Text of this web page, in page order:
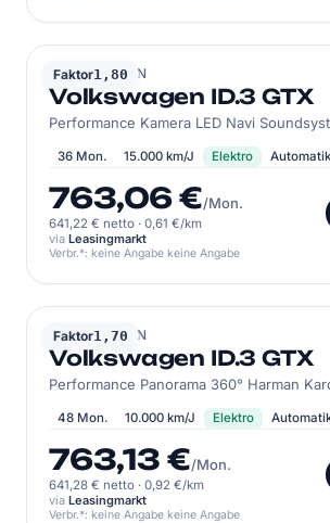
Faktor1,80
VOLKSWAGEN
Volkswagen ID.3 GTX
Performance Kamera LED Navi
36 Mon. 15.000 km/J Elektro Automatik
763,06 €/Mon.
641,22 € netto · 0,61 €/km
via Leasingmarkt
Verbr.*: keine Angabe keine Angabe
Faktor1,70
VOLKSWAGEN
Volkswagen ID.3 GTX
Performance Panorama 360° Harman
48 Mon. 10.000 km/J Elektro
763,13 €/Mon.
641,28 € netto · 0,92 €/km
via Leasingmarkt
Verbr.*: keine Angabe keine Angabe